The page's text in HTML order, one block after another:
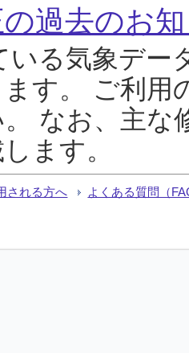
過去のお
る気象デー
す。 ご利用
なお、主な
ます。
される方へ よくある質問（